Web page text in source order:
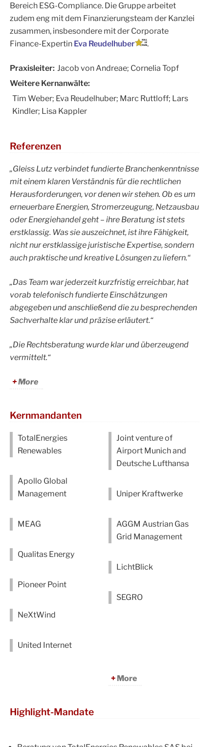
Bereich ESG-Compliance. Die Gruppe arbeitet
zudem eng mit dem Finanzierungsteam der Kanzlei
zusammen, insbesondere mit der Corporate
Finance-Expertin Eva Reudelhuber .
Praxisleiter: Jacob von Andreae; Cornelia Topf
Weitere Kernanwälte:
Tim Weber; Eva Reudelhuber; Marc Ruttloff; Lars
Kindler; Lisa Kappler
Referenzen
„Gleiss Lutz verbindet fundierte Branchenkenntnisse
mit einem klaren Verständnis für die rechtlichen
Herausforderungen, vor denen wir stehen. Ob es um
erneuerbare Energien, Stromerzeugung, Netzausbau
oder Energiehandel geht – ihre Beratung ist stets
erstklassig. Was sie auszeichnet, ist ihre Fähigkeit,
nicht nur erstklassige juristische Expertise, sondern
auch praktische und kreative Lösungen zu liefern.“
„Das Team war jederzeit kurzfristig erreichbar, hat
vorab telefonisch fundierte Einschätzungen
abgegeben und anschließend die zu besprechenden
Sachverhalte klar und präzise erläutert.“
„Die Rechtsberatung wurde klar und überzeugend
vermittelt.“
More
Kernmandanten
TotalEnergies
Renewables
Apollo Global
Management
MEAG
Qualitas Energy
Pioneer Point
NeXtWind
United Internet
Joint venture of
Airport Munich and
Deutsche Lufthansa
Uniper Kraftwerke
AGGM Austrian Gas
Grid Management
LichtBlick
SEGRO
More
Highlight-Mandate